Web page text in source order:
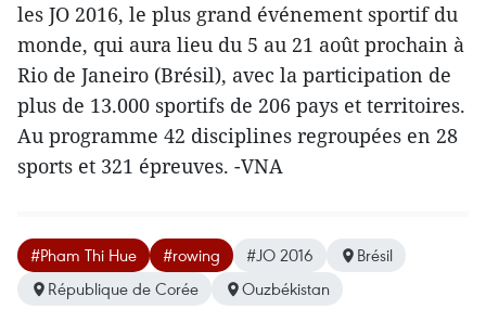
les JO 2016, le plus grand événement sportif du
monde, qui aura lieu du 5 au 21 août prochain à
Rio de Janeiro (Brésil), avec la participation de
plus de 13.000 sportifs de 206 pays et territoires.
Au programme 42 disciplines regroupées en 28
sports et 321 épreuves. -VNA
#Pham Thi Hue #rowing #JO 2016
Brésil
République de Corée
Ouzbékistan